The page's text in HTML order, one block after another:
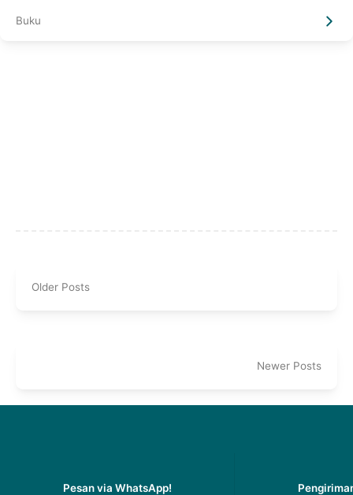
Buku
Older Posts
Newer Posts
Pesan via WhatsApp!